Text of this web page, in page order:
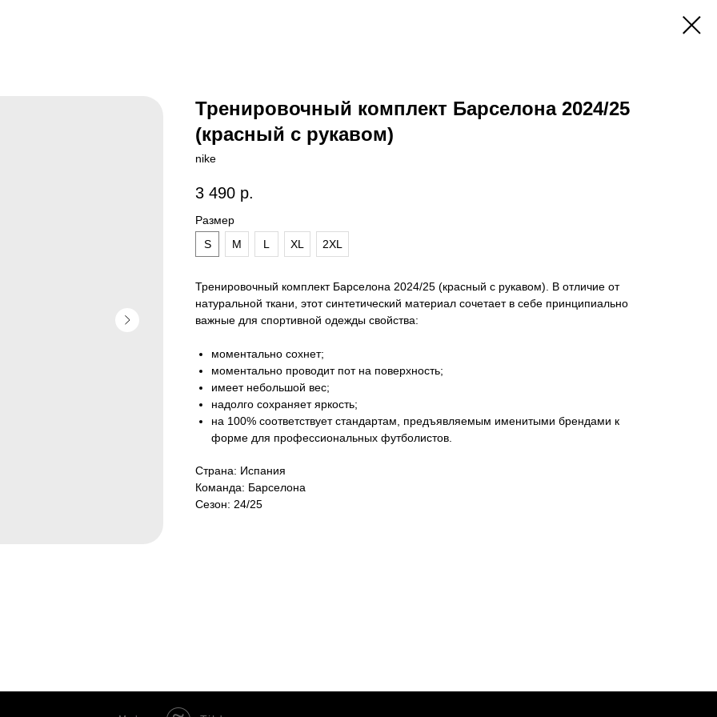
Тренировочный комплект Барселона 2024/25
(красный с рукавом)
nike
3 490 р.
Размер
S
M L XL 2XL
Тренировочный комплект Барселона 2024/25 (красный с рукавом). В отличие от
натуральной ткани, этот синтетический материал сочетает в себе принципиально
важные для спортивной одежды свойства:
моментально сохнет;
моментально проводит пот на поверхность;
имеет небольшой вес;
надолго сохраняет яркость;
на 100% соответствует стандартам, предъявляемым именитыми брендами к
форме для профессиональных футболистов.
Страна: Испания
Команда: Барселона
Сезон: 24/25